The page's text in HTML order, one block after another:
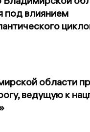
под влиянием
области
ведущую к